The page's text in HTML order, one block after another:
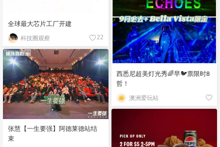
全球最大芯片工厂开建
科技圈观察 22
西悉尼超美灯光秀🌈早🐦票限时8
哲！
澳洲爱玩站
张慧【一生要强】阿德莱德站结
束